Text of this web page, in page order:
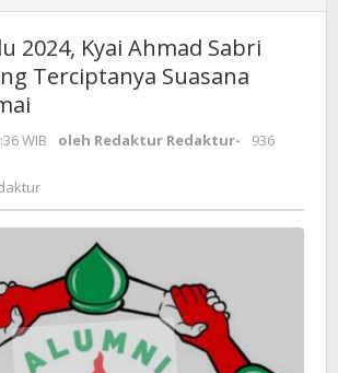
2024, Kyai Ahmad Sabri
Terciptanya Suasana
WIB oleh Redaktur Redaktur-
936